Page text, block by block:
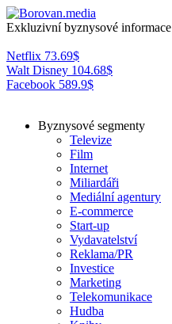
Exkluzivní byznysové informace
Netflix 73.69$
Walt Disney 104.68$
Facebook 589.9$
Byznysové segmenty
Televize
Film
Internet
Miliardáři
Mediální agentury
E-commerce
Start-up
Vydavatelství
Reklama/PR
Investice
Marketing
Telekomunikace
Hudba